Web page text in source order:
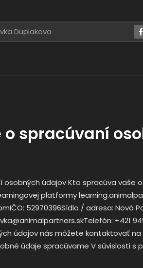
Duplakova
spracúvaní
osobných údajov Kto spracúva vaše
platformy
52970396Sídlo / adresa: Nová
+421
údajov nás môžete kontaktovať
údaje spracúvame V súvislosti s